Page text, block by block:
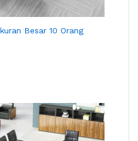
Besar 10 Orang